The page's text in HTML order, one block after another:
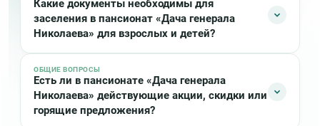
Какие документы необходимы для
заселения в пансионат «Дача генерала
Николаева» для взрослых и детей?
Взрослым в «Даче генерала Николаева» при себе
для заезда необходимо иметь:
Паспорт
ОБЩИЕ ВОПРОСЫ
Есть ли в пансионате «Дача генерала
Николаева» действующие акции, скидки или
горящие предложения?